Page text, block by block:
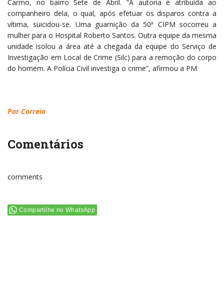
Carmo, no bairro Sete de Abril. “A autoria é atribuída ao
companheiro dela, o qual, após efetuar os disparos contra a
vítima, suicidou-se. Uma guarnição da 50ª CIPM socorreu a
mulher para o Hospital Roberto Santos. Outra equipe da mesma
unidade isolou a área até a chegada da equipe do Serviço de
Investigação em Local de Crime (Silc) para a remoção do corpo
do homem. A Polícia Civil investiga o crime”, afirmou a PM.
Por Correio
Comentários
comments
Compartilhe no WhatsApp